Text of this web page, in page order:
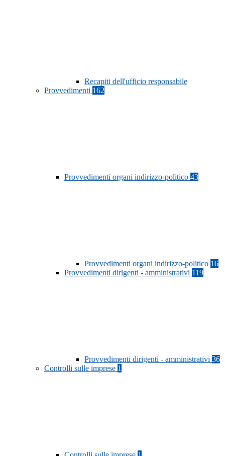
Recapiti dell'ufficio responsabile
Provvedimenti 162
Provvedimenti organi indirizzo-politico 43
Provvedimenti organi indirizzo-politico 16
Provvedimenti dirigenti - amministrativi 119
Provvedimenti dirigenti - amministrativi 36
Controlli sulle imprese 1